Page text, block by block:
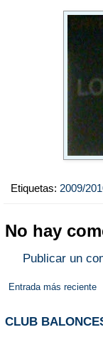
Etiquetas: 2009/
No hay
Publicar un
Entrada más reciente
CLUB